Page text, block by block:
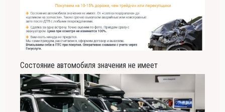
Состояние автомобиля значения не имеет